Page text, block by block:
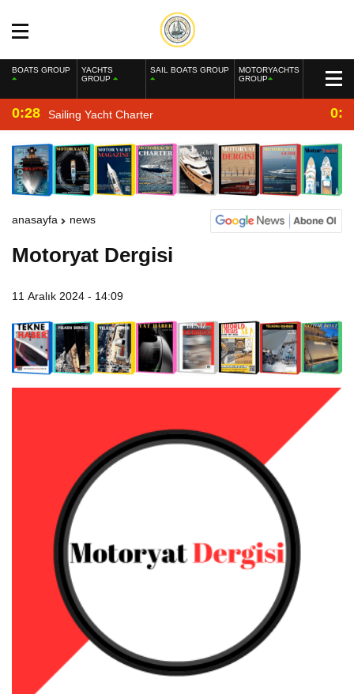
BOATS GROUP
YACHTS
GROUP
SAIL BOATS GROUP
MOTORYACHTS
GROUP
0:28 Sailing Yacht Charter
anasayfa news
Motoryat Dergisi
11 Aralık 2024 - 14:09